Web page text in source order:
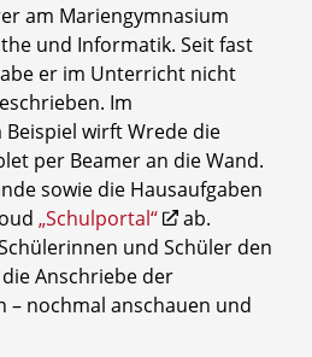
am Mariengymnasium
und Informatik. Seit fast
er im Unterricht nicht
Im
wirft Wrede die
per Beamer an die Wand.
sowie die Hausaufgaben
„Schulportal“
ab.
und Schüler den
Anschriebe der
– nochmal anschauen und